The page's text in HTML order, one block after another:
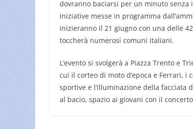
dovranno baciarsi per un minuto
iniziative messe in programma
inizieranno il 21 giugno con una delle
toccherà numerosi comuni italiani.
L’evento si svolgerà a Piazza Trento e
cui il corteo di moto d’epoca e Ferrari,
sportive e l’illuminazione della facciata
al bacio, spazio ai giovani con il